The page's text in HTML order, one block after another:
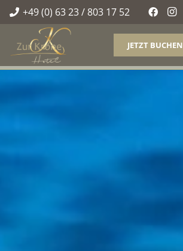
+49 (0) 63 23 / 803 17 52
JETZT BUCHEN